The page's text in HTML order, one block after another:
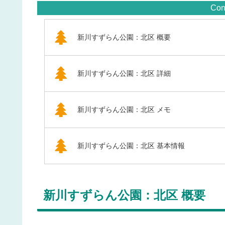
新川すずらん公園：北区 概要
新川すずらん公園：北区 詳細
新川すずらん公園：北区 メモ
新川すずらん公園：北区 基本情報
新川すずらん公園：北区 概要